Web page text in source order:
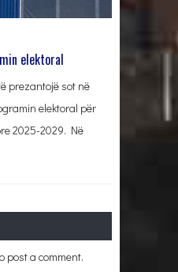
elektoral
prezantojë sot në
elektoral për
2025-2029. Në
post a comment.